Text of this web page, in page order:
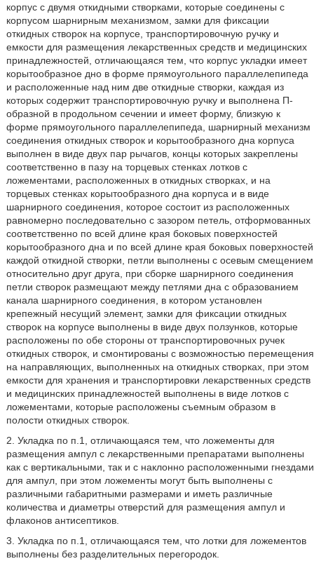
корпус с двумя откидными створками, которые соединены с
корпусом шарнирным механизмом, замки для фиксации
откидных створок на корпусе, транспортировочную ручку и
емкости для размещения лекарственных средств и медицинских
принадлежностей, отличающаяся тем, что корпус укладки имеет
корытообразное дно в форме прямоугольного параллелепипеда
и расположенные над ним две откидные створки, каждая из
которых содержит транспортировочную ручку и выполнена П-
образной в продольном сечении и имеет форму, близкую к
форме прямоугольного параллелепипеда, шарнирный механизм
соединения откидных створок и корытообразного дна корпуса
выполнен в виде двух пар рычагов, концы которых закреплены
соответственно в пазу на торцевых стенках лотков с
ложементами, расположенных в откидных створках, и на
торцевых стенках корытообразного дна корпуса и в виде
шарнирного соединения, которое состоит из расположенных
равномерно последовательно с зазором петель, отформованных
соответственно по всей длине края боковых поверхностей
корытообразного дна и по всей длине края боковых поверхностей
каждой откидной створки, петли выполнены с осевым смещением
относительно друг друга, при сборке шарнирного соединения
петли створок размещают между петлями дна с образованием
канала шарнирного соединения, в котором установлен
крепежный несущий элемент, замки для фиксации откидных
створок на корпусе выполнены в виде двух ползунков, которые
расположены по обе стороны от транспортировочных ручек
откидных створок, и смонтированы с возможностью перемещения
на направляющих, выполненных на откидных створках, при этом
емкости для хранения и транспортировки лекарственных средств
и медицинских принадлежностей выполнены в виде лотков с
ложементами, которые расположены съемным образом в
полости откидных створок.
2. Укладка по п.1, отличающаяся тем, что ложементы для
размещения ампул с лекарственными препаратами выполнены
как с вертикальными, так и с наклонно расположенными гнездами
для ампул, при этом ложементы могут быть выполнены с
различными габаритными размерами и иметь различные
количества и диаметры отверстий для размещения ампул и
флаконов антисептиков.
3. Укладка по п.1, отличающаяся тем, что лотки для ложементов
выполнены без разделительных перегородок.